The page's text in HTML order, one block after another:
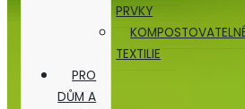
PRVKY
TEXTILIE
PRO
DŮM A